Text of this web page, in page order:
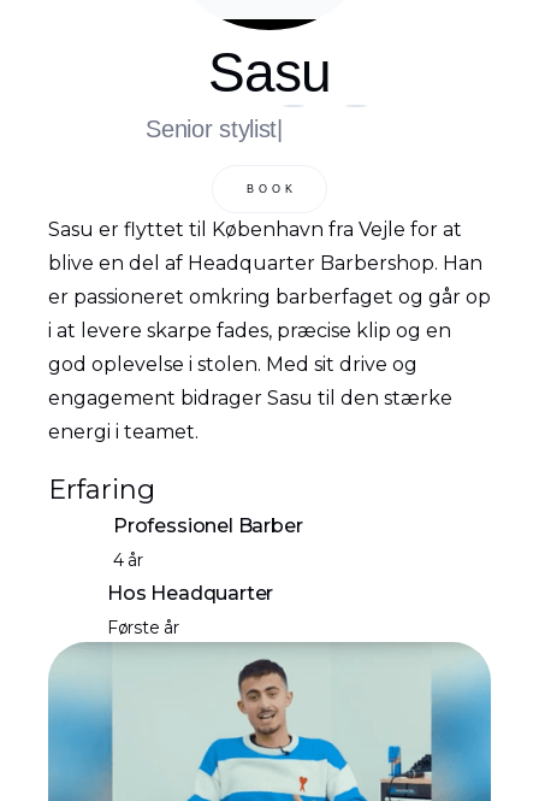
Sasu
Senior stylist
BOOK
Sasu er flyttet til København fra Vejle for at
blive en del af Headquarter Barbershop. Han
er passioneret omkring barberfaget og går op
i at levere skarpe fades, præcise klip og en
god oplevelse i stolen. Med sit drive og
engagement bidrager Sasu til den stærke
energi i teamet.
Erfaring
Professionel Barber
4 år
Hos Headquarter
Første år